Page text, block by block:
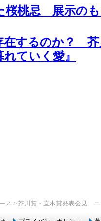
桜桃忌 展示の
在するのか？
ていく愛』
ス > 芥川賞・直木賞発表会見